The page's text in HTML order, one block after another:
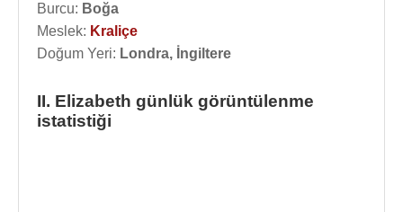
Burcu: Boğa
Meslek: Kraliçe
Doğum Yeri: Londra, İngiltere
II. Elizabeth günlük görüntülenme
istatistiği